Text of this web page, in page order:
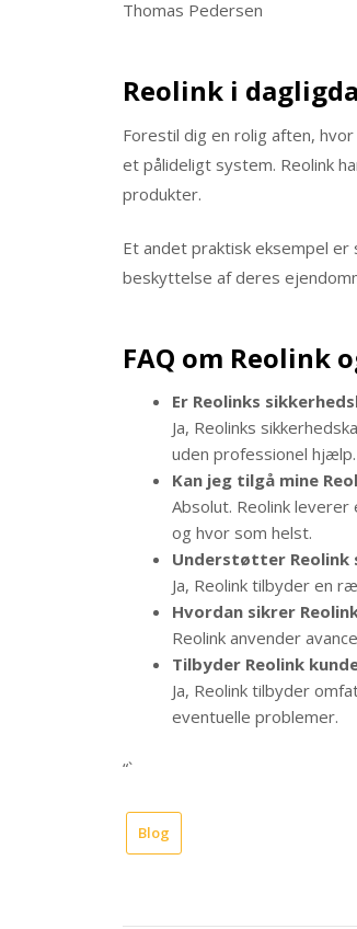
Thomas Pedersen
Reolink i
Forestil dig en rolig aften,
et pålideligt system. Reolink
produkter.
Et andet praktisk eksempel
beskyttelse af deres
FAQ om Reolink
Er Reolinks
Ja, Reolinks
uden professionel hjælp.
Kan jeg tilgå mine
Absolut. Reolink
og hvor som helst.
Understøtter Reolink
Ja, Reolink tilbyder en
Hvordan sikrer
Reolink anvender
Tilbyder Reolink
Ja, Reolink tilbyder
eventuelle problemer.
“`
Blog